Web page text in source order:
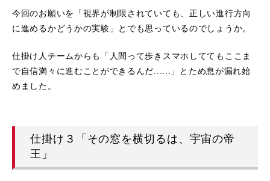
今回のお願いを「視界が制限されていても、正しい進行方向
に進めるかどうかの実験」とでも思っているのでしょうか。
仕掛け人チームからも「人間って歩きスマホしててもここま
で自信満々に進むことができるんだ......」とため息が漏れ始
めました。
仕掛け３「その窓を横切るは、宇宙の帝
王」